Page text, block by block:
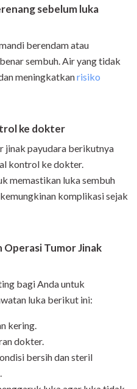
sebelum luka
berendam atau
sembuh. Air yang tidak
meningkatkanrisiko
ke dokter
jinak payudara berikutnya
kontrol ke dokter.
memastikan luka sembuh
komplikasi sejak
Tumor Jinak
bagi Anda untuk
luka berikut ini:
kering.
dokter.
bersih dan steril